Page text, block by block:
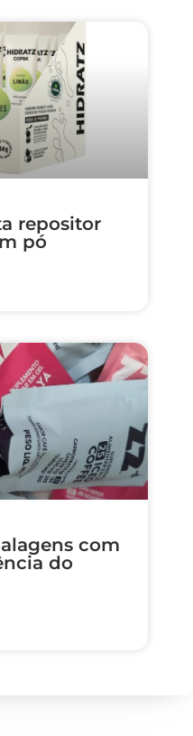
repositor
pó
com
do